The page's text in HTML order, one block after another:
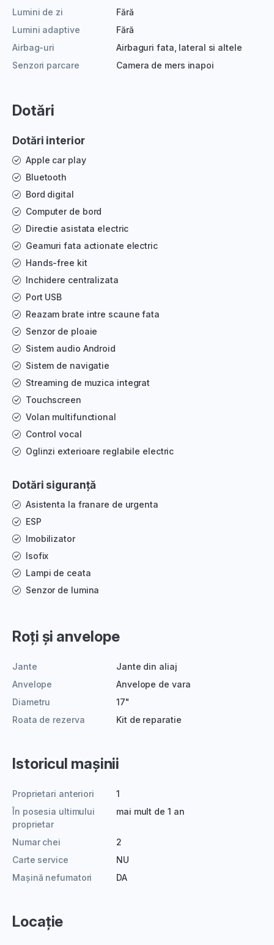
Lumini de zi
Fără
Lumini adaptive
Fără
Airbag-uri
Airbaguri fata, lateral si altele
Senzori parcare
Camera de mers inapoi
Dotări
Dotări interior
Apple car play
Bluetooth
Bord digital
Computer de bord
Directie asistata electric
Geamuri fata actionate electric
Hands-free kit
Inchidere centralizata
Port USB
Reazam brate intre scaune fata
Senzor de ploaie
Sistem audio Android
Sistem de navigatie
Streaming de muzica integrat
Touchscreen
Volan multifunctional
Control vocal
Oglinzi exterioare reglabile electric
Dotări siguranță
Asistenta la franare de urgenta
ESP
Imobilizator
Isofix
Lampi de ceata
Senzor de lumina
Roți și anvelope
Jante
Jante din aliaj
Anvelope
Anvelope de vara
Diametru
17"
Roata de rezerva
Kit de reparatie
Istoricul mașinii
Proprietari anteriori
1
În posesia ultimului
proprietar
mai mult de 1 an
Numar chei
2
Carte service
NU
Mașină nefumatori
DA
Locație